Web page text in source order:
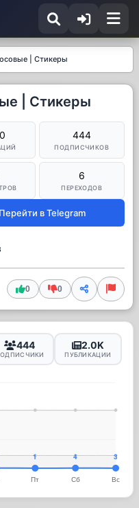
| Стикеры
| Стикеры
444
ПОДПИСЧИКОВ
6
ПЕРЕХОДОВ
в Telegram
0 0
444 2.0K
ПУБЛИКАЦИИ